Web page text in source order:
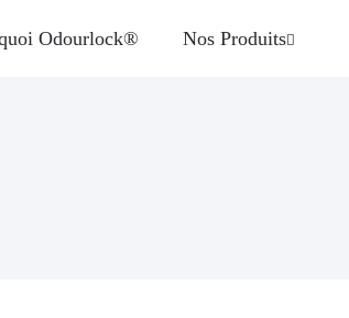
Odourlock® Nos Produits